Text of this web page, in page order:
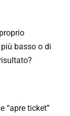
basso o di
“apre ticket”